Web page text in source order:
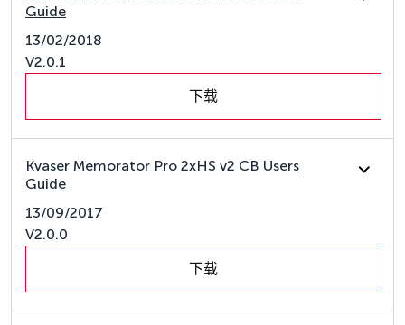
Guide
13/02/2018
V2.0.1
下载
Kvaser Memorator Pro 2xHS v2 CB Users
Guide
13/09/2017
V2.0.0
下载